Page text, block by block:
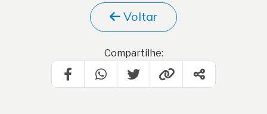
Voltar
Compartilhe: